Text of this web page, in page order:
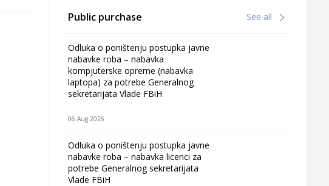
Public purchase See all
Odluka o poništenju postupka javne
nabavke roba – nabavka
kompjuterske opreme (nabavka
laptopa) za potrebe Generalnog
sekretarijata Vlade FBiH
06 Aug 2026
Odluka o poništenju postupka javne
nabavke roba – nabavka licenci za
potrebe Generalnog sekretarijata
Vlade FBiH